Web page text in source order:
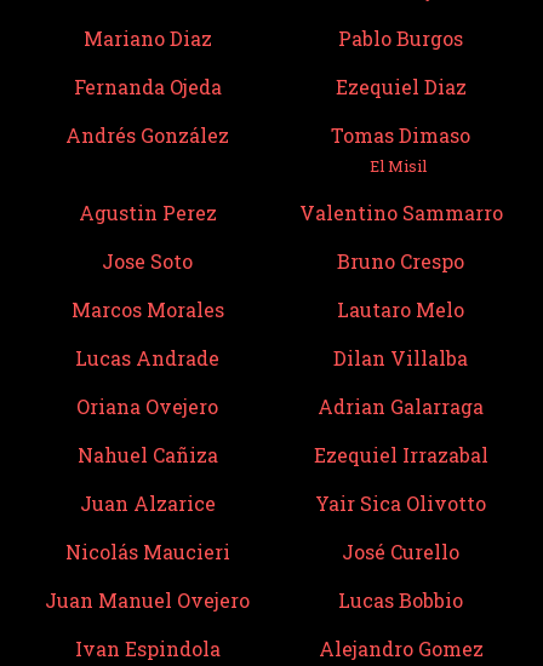
Mariano Diaz
Pablo Burgos
Fernanda Ojeda
Ezequiel Diaz
Andrés González
Tomas Dimaso
El Misil
Agustin Perez
Valentino Sammarro
Jose Soto
Bruno Crespo
Marcos Morales
Lautaro Melo
Lucas Andrade
Dilan Villalba
Oriana Ovejero
Adrian Galarraga
Nahuel Cañiza
Ezequiel Irrazabal
Juan Alzarice
Yair Sica Olivotto
Nicolás Maucieri
José Curello
Juan Manuel Ovejero
Lucas Bobbio
Ivan Espindola
Alejandro Gomez